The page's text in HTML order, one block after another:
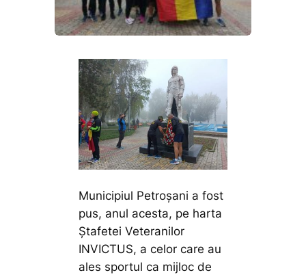
Municipiul Petroșani a fost
pus, anul acesta, pe harta
Ștafetei Veteranilor
INVICTUS, a celor care au
ales sportul ca mijloc de